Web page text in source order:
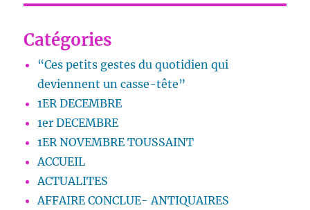
Catégories
“Ces petits gestes du quotidien qui
deviennent un casse-tête”
1ER DECEMBRE
1er DECEMBRE
1ER NOVEMBRE TOUSSAINT
ACCUEIL
ACTUALITES
AFFAIRE CONCLUE- ANTIQUAIRES